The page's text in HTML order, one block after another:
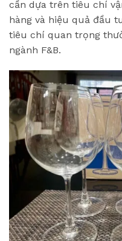
cần dựa trên tiêu chí
hàng và hiệu quả đầu
tiêu chí quan trọng
ngành F&B.